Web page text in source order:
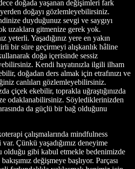
doğada yaşanan değişimleri fark
doğayı gözlemleyebilirsiniz.
duyduğunuz sevgi ve saygıyı
uzaklara gitmenize gerek yok.
yeterli. Yaşadığınız yere en yakın
bir süre geçirmeyi alışkanlık hâline
doğa içerisinde sessiz
Kendi hayatınızla ilgili ilham
doğadan ders almak için etrafınızı ve
canlıları gözlemleyebilirsiniz.
çiçek ekebilir, toprakla uğraştığınızda
odaklanabilirsiniz. Söylediklerinizden
da güçlü bir bağ olduğunu
çalışmalarında mindfulness
Çünkü yaşadığımız deneyime
gibi kabul etmekle bedenimizde
değişmeye başlıyor. Parçası